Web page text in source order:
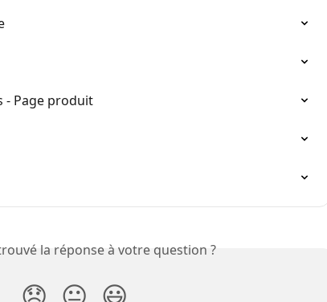
- Page produit
la réponse à votre question ?
😞 😐 😃